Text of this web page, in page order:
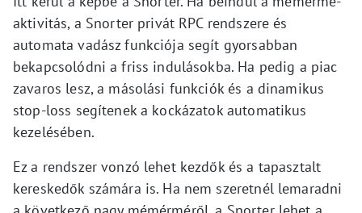
aktivitás, a Snorter privát RPC rendszere és
automata vadász funkciója segít gyorsabban
bekapcsolódni a friss indulásokba. Ha pedig a piac
zavaros lesz, a másolási funkciók és a dinamikus
stop-loss segítenek a kockázatok automatikus
kezelésében.
Ez a rendszer vonzó lehet kezdők és a tapasztalt
kereskedők számára is. Ha nem szeretnél lemaradni